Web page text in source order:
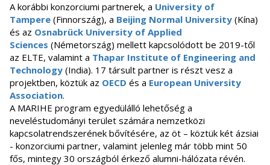
A korábbi konzorciumi partnerek, a University of
Tampere (Finnország), a Beijing Normal University (Kína)
és az Osnabrück University of Applied
Sciences (Németország) mellett kapcsolódott be 2019-től
az ELTE, valamint a Thapar Institute of Engineering and
Technology (India). 17 társult partner is részt vesz a
projektben, köztük az OECD és a European University
Association.
A MARIHE program egyedülálló lehetőség a
neveléstudományi terület számára nemzetközi
kapcsolatrendszerének bővítésére, az öt – köztük két ázsiai
- konzorciumi partner, valamint jelenleg már több mint 50
fős, mintegy 30 országból érkező alumni-hálózata révén.